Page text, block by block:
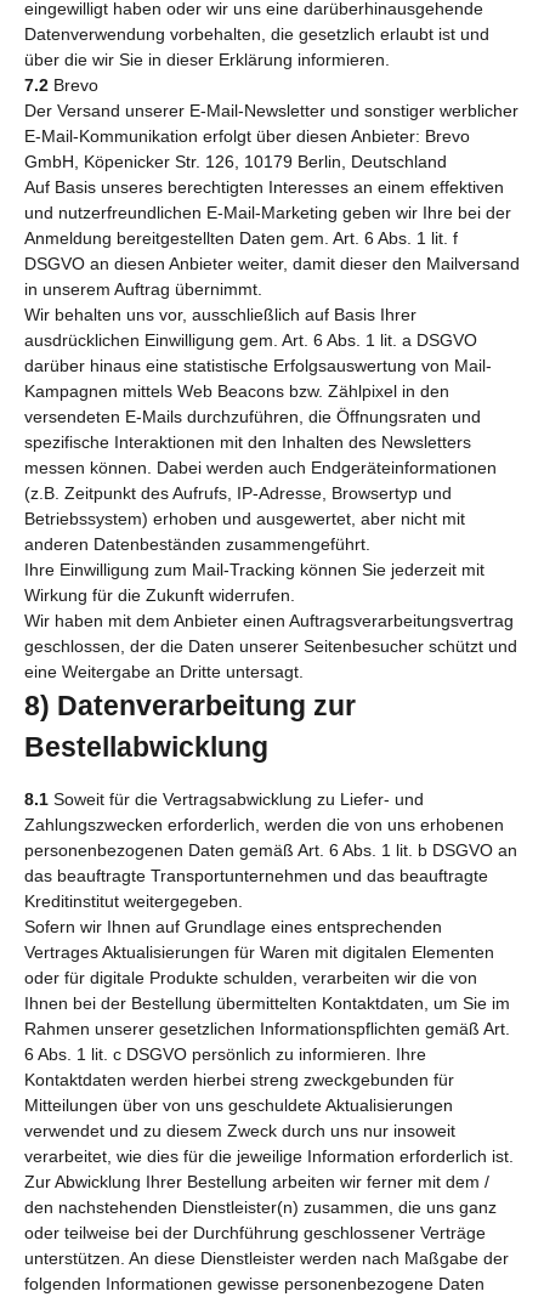
eingewilligt haben oder wir uns eine darüberhinausgehende
Datenverwendung vorbehalten, die gesetzlich erlaubt ist und
über die wir Sie in dieser Erklärung informieren.
7.2 Brevo
Der Versand unserer E-Mail-Newsletter und sonstiger werblicher
E-Mail-Kommunikation erfolgt über diesen Anbieter: Brevo
GmbH, Köpenicker Str. 126, 10179 Berlin, Deutschland
Auf Basis unseres berechtigten Interesses an einem effektiven
und nutzerfreundlichen E-Mail-Marketing geben wir Ihre bei der
Anmeldung bereitgestellten Daten gem. Art. 6 Abs. 1 lit. f
DSGVO an diesen Anbieter weiter, damit dieser den Mailversand
in unserem Auftrag übernimmt.
Wir behalten uns vor, ausschließlich auf Basis Ihrer
ausdrücklichen Einwilligung gem. Art. 6 Abs. 1 lit. a DSGVO
darüber hinaus eine statistische Erfolgsauswertung von Mail-
Kampagnen mittels Web Beacons bzw. Zählpixel in den
versendeten E-Mails durchzuführen, die Öffnungsraten und
spezifische Interaktionen mit den Inhalten des Newsletters
messen können. Dabei werden auch Endgeräteinformationen
(z.B. Zeitpunkt des Aufrufs, IP-Adresse, Browsertyp und
Betriebssystem) erhoben und ausgewertet, aber nicht mit
anderen Datenbeständen zusammengeführt.
Ihre Einwilligung zum Mail-Tracking können Sie jederzeit mit
Wirkung für die Zukunft widerrufen.
Wir haben mit dem Anbieter einen Auftragsverarbeitungsvertrag
geschlossen, der die Daten unserer Seitenbesucher schützt und
eine Weitergabe an Dritte untersagt.
8) Datenverarbeitung zur
Bestellabwicklung
8.1 Soweit für die Vertragsabwicklung zu Liefer- und
Zahlungszwecken erforderlich, werden die von uns erhobenen
personenbezogenen Daten gemäß Art. 6 Abs. 1 lit. b DSGVO an
das beauftragte Transportunternehmen und das beauftragte
Kreditinstitut weitergegeben.
Sofern wir Ihnen auf Grundlage eines entsprechenden
Vertrages Aktualisierungen für Waren mit digitalen Elementen
oder für digitale Produkte schulden, verarbeiten wir die von
Ihnen bei der Bestellung übermittelten Kontaktdaten, um Sie im
Rahmen unserer gesetzlichen Informationspflichten gemäß Art.
6 Abs. 1 lit. c DSGVO persönlich zu informieren. Ihre
Kontaktdaten werden hierbei streng zweckgebunden für
Mitteilungen über von uns geschuldete Aktualisierungen
verwendet und zu diesem Zweck durch uns nur insoweit
verarbeitet, wie dies für die jeweilige Information erforderlich ist.
Zur Abwicklung Ihrer Bestellung arbeiten wir ferner mit dem /
den nachstehenden Dienstleister(n) zusammen, die uns ganz
oder teilweise bei der Durchführung geschlossener Verträge
unterstützen. An diese Dienstleister werden nach Maßgabe der
folgenden Informationen gewisse personenbezogene Daten